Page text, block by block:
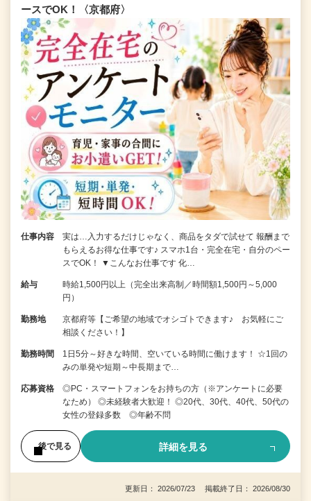
ースでOK！〈京都府〉
仕事内容
実は…入力するだけじゃなく、商品をタダで試せて 報酬まで
もらえるお得な仕事です♪ スマホ1台・完全在宅・自分のペー
スでOK！ ▼こんなお仕事です 化…
給与
時給1,500円以上（完全出来高制／時間額1,500円～5,000
円）
勤務地
京都府等【ご希望の地域でオシゴトできます♪ お気軽にご
相談ください！】
勤務時間
1日5分～好きな時間、空いている時間に働けます！ ☆1回の
みの単発や短期～中長期まで…
応募資格
◎PC・スマートフォンをお持ちの方（※アンケートに必要
なため） ◎未経験者大歓迎！ ◎20代、30代、40代、50代の
女性の登録多数 ◎年齢不問
後で見る 詳細を見る
更新日： 2026/07/23 掲載終了日： 2026/08/30